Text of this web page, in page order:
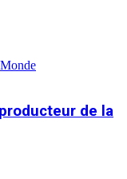
Monde
de la